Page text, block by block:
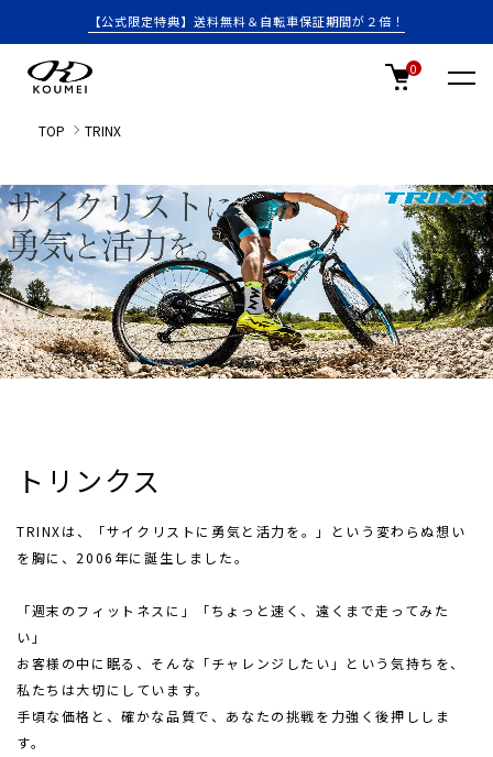
【公式限定特典】送料無料＆自転車保証期間が２倍！
0
TOP TRINX
トリンクス
TRINXは、「サイクリストに勇気と活力を。」という変わらぬ想い
を胸に、2006年に誕生しました。
「週末のフィットネスに」「ちょっと速く、遠くまで走ってみた
い」
お客様の中に眠る、そんな「チャレンジしたい」という気持ちを、
私たちは大切にしています。
手頃な価格と、確かな品質で、あなたの挑戦を力強く後押ししま
す。